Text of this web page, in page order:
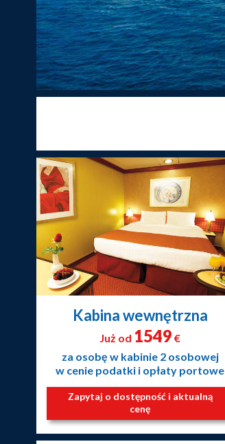
Kabina wewnętrzna
Już od 1549 €
za osobę w kabinie 2 osobowej
w cenie podatki i opłaty portowe
Zapytaj o dostępność i aktualną
cenę